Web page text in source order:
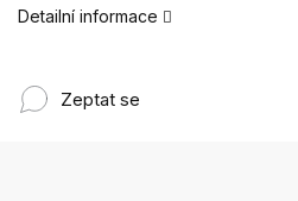
Detailní informace
Zeptat se